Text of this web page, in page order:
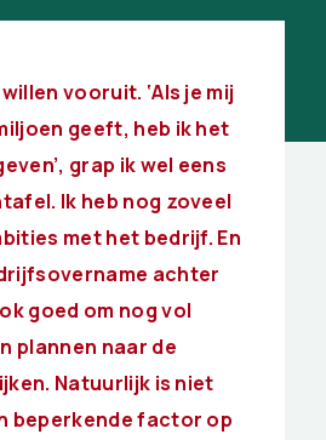
vooruit. ‘Als je mij
geeft, heb ik het
grap ik wel eens
Ik heb nog zoveel
met het bedrijf. En
achter
goed om nog vol
plannen naar de
Natuurlijk is niet
beperkende factor op